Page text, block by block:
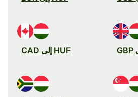
HUF إلى CAD